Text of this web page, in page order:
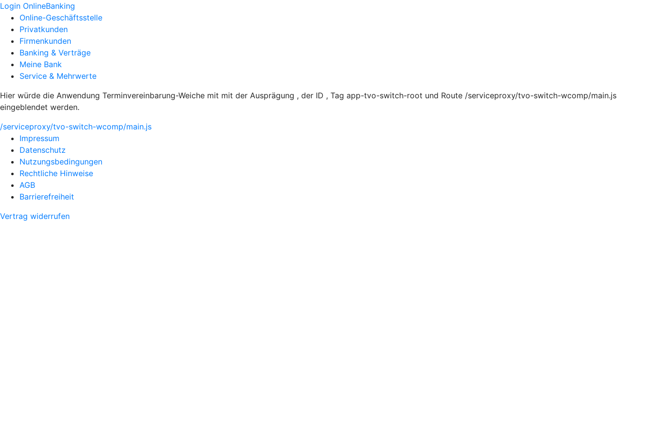
Login OnlineBanking
Online-Geschäftsstelle
Privatkunden
Firmenkunden
Banking & Verträge
Meine Bank
Service & Mehrwerte
Hier würde die Anwendung Terminvereinbarung-Weiche mit mit der Ausprägung , der ID , Tag app-tvo-switch-root und Route /serviceproxy/tvo-switch-wcomp/main.js
eingeblendet werden.
/serviceproxy/tvo-switch-wcomp/main.js
Impressum
Datenschutz
Nutzungsbedingungen
Rechtliche Hinweise
AGB
Barrierefreiheit
Vertrag widerrufen